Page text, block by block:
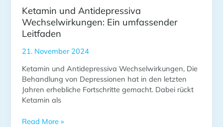
Ketamin und Antidepressiva
Wechselwirkungen: Ein umfassender
Leitfaden
21. November 2024
Ketamin und Antidepressiva Wechselwirkungen, Die
Behandlung von Depressionen hat in den letzten
Jahren erhebliche Fortschritte gemacht. Dabei rückt
Ketamin als
Read More »